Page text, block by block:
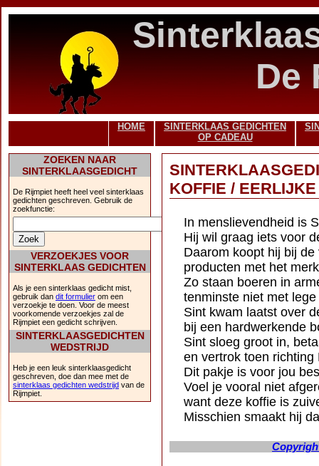
De
HOME
SINTERKLAAS GEDICHTEN
OP CADEAU
ZOEKEN NAAR
SINTERKLAASGEDICHT
De Rijmpiet heeft heel veel sinterklaas
gedichten geschreven. Gebruik de
zoekfunctie:
VERZOEKJES VOOR
SINTERKLAAS GEDICHTEN
Als je een sinterklaas gedicht mist,
gebruik dan dit formulier om een
verzoekje te doen. Voor de meest
voorkomende verzoekjes zal de
Rijmpiet een gedicht schrijven.
SINTERKLAASGEDICHTEN
WEDSTRIJD
Heb je een leuk sinterklaasgedicht
geschreven, doe dan mee met de
sinterklaas gedichten wedstrijd van de
Rijmpiet.
KOFFIE /
In menslievendheid is
Hij wil graag iets voor
Daarom koopt hij bij de
producten met het
Zo staan boeren in
tenminste niet met
Sint kwam laatst over
bij een hardwerkende
Sint sloeg groot in,
en vertrok toen richting
Dit pakje is voor jou
Voel je vooral niet
want deze koffie is
Misschien smaakt hij